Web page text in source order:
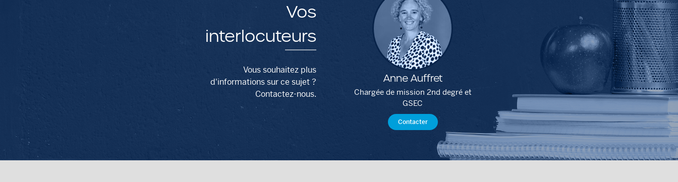
Vos
interlocuteurs
Vous souhaitez plus
d'informations sur ce sujet ?
Contactez-nous.
Anne Auffret
Chargée de mission 2nd degré et
GSEC
Contacter